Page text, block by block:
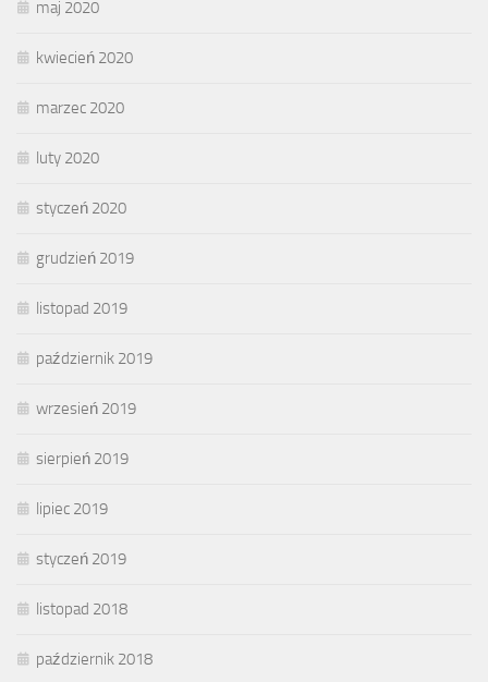
maj 2020
kwiecień 2020
marzec 2020
luty 2020
styczeń 2020
grudzień 2019
listopad 2019
październik 2019
wrzesień 2019
sierpień 2019
lipiec 2019
styczeń 2019
listopad 2018
październik 2018